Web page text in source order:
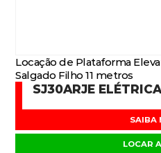
Locação de Plataforma
Salgado Filho 11 metros
SJ30ARJE
SAIBA
LOCAR